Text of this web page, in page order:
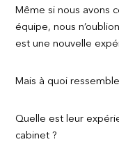
Même si nous avons
équipe, nous
est une nouvelle
Mais à quoi
Quelle est leur
cabinet ?